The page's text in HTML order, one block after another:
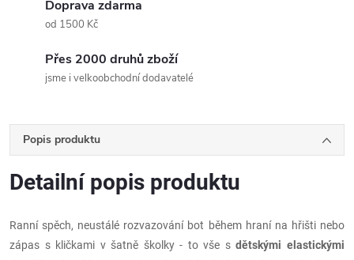
Doprava zdarma
od 1500 Kč
Přes 2000 druhů zboží
jsme i velkoobchodní dodavatelé
Popis produktu
Detailní popis produktu
Ranní spěch, neustálé rozvazování bot během hraní na hřišti nebo
zápas s kličkami v šatně školky - to vše sdětskými elastickými